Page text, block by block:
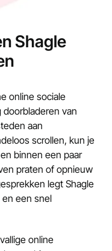
Shagle
online sociale
van
aan
scrollen, kun je
binnen een paar
praten of opnieuw
legt Shagle
een snel
online